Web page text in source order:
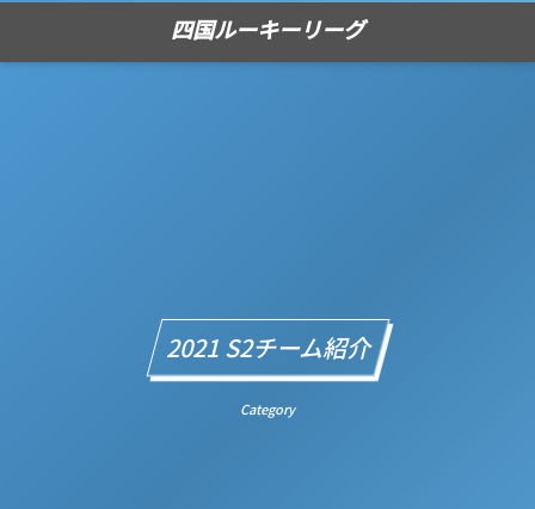
四国ルーキーリーグ
2021 S2チーム紹介
Category